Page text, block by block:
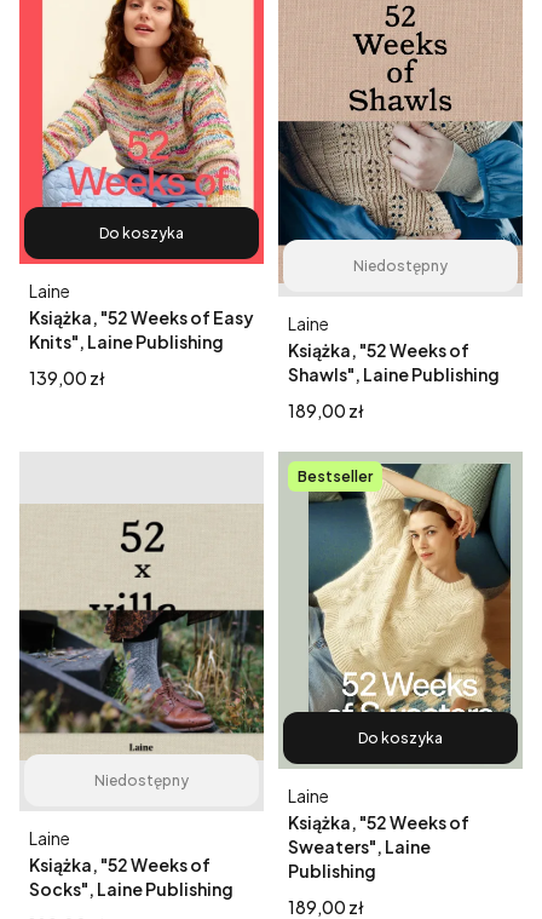
Do koszyka
Książka, "52 Weeks of Easy
Knits", Laine Publishing
Producent
Laine
Cena
139,00 zł
Niedostępny
Książka, "52 Weeks of
Shawls", Laine Publishing
Producent
Laine
Cena
189,00 zł
Niedostępny
Książka, "52 Weeks of
Socks", Laine Publishing
Producent
Laine
Bestseller
Do koszyka
Książka, "52 Weeks of
Sweaters", Laine
Publishing
Producent
Laine
Cena
189,00 zł